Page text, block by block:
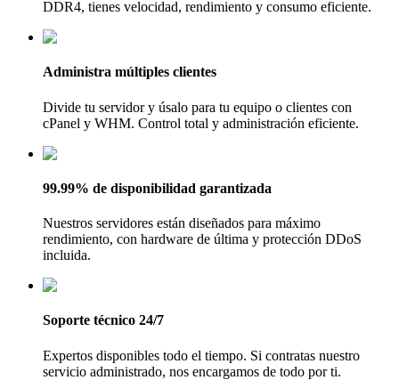
DDR4, tienes velocidad, rendimiento y consumo eficiente.
Administra múltiples clientes
Divide tu servidor y úsalo para tu equipo o clientes con
cPanel y WHM. Control total y administración eficiente.
99.99% de disponibilidad garantizada
Nuestros servidores están diseñados para máximo
rendimiento, con hardware de última y protección DDoS
incluida.
Soporte técnico 24/7
Expertos disponibles todo el tiempo. Si contratas nuestro
servicio administrado, nos encargamos de todo por ti.